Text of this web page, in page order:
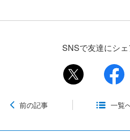
SNSで友達にシ
前の記事 一覧